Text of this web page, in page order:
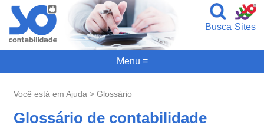
Sites
Busca
Você está em Ajuda > Glossário
Glossário de contabilidade